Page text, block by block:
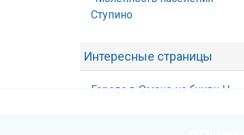
Ступино
Интересные страницы
Города в Омане на букву Н